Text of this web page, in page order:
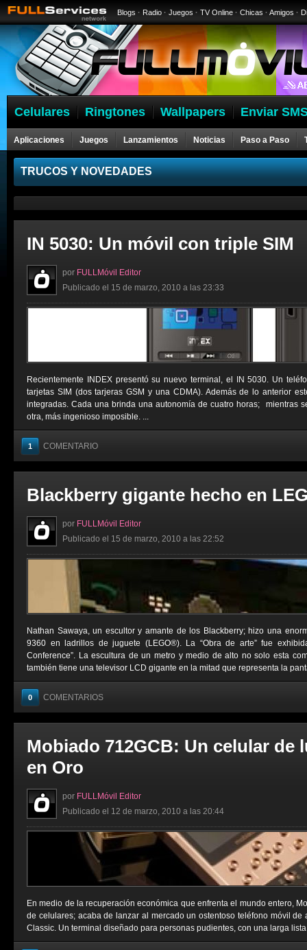
Blogs · Radio · Juegos · TV Online · Chicas · Amigos ·
Celulares Ringtones Wallpapers Enviar
Aplicaciones Juegos Lanzamientos Noticias Paso a Paso
Celulares
TRUCOS Y NOVEDADES
IN 5030: Un móvil con triple SIM
por FULLMóvil Editor
Publicado el 15 de marzo, 2010 a las 23:33
Recientemente INDEX presentó su nuevo terminal, el IN 5030. Un
tarjetas SIM (dos tarjeras GSM y una CDMA). Además de lo anterior
integradas. Cada una brinda una autonomía de cuatro horas; mientras
otra, más ingenioso imposible. ...
1 COMENTARIO
Blackberry gigante hecho en
por FULLMóvil Editor
Publicado el 15 de marzo, 2010 a las 22:52
Nathan Sawaya, un escultor y amante de los Blackberry; hizo una
9360 en ladrillos de juguete (LEGO®). La “Obra de arte” fue
Conference”. La escultura de un metro y medio de alto no solo esta
también tiene una televisor LCD gigante en la mitad que representa la
0 COMENTARIOS
Mobiado 712GCB: Un celular de
en Oro
por FULLMóvil Editor
Publicado el 12 de marzo, 2010 a las 20:44
En medio de la recuperación económica que enfrenta el mundo entero,
de celulares; acaba de lanzar al mercado un ostentoso teléfono móvil de
Classic. Un terminal diseñado para personas pudientes, con una larga